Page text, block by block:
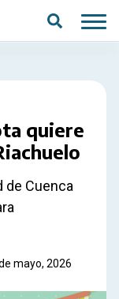
quiere
de Cuenca
mayo, 2026